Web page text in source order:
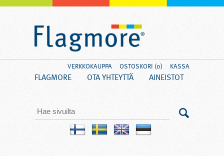
FLAGMORE OTA YHTEYTTÄ AINEISTOT
VERKKOKAUPPA OSTOSKORI (0) KASSA